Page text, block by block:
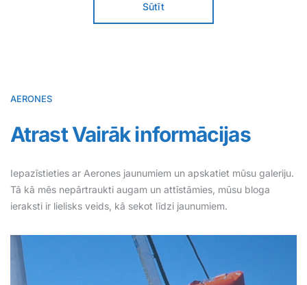
Sūtīt
AERONES
AtrastVairāk informācijas
Iepazīstieties ar Aerones jaunumiem un apskatiet mūsu galeriju.
Tā kā mēs nepārtraukti augam un attīstāmies, mūsu bloga
ieraksti ir lielisks veids, kā sekot līdzi jaunumiem.